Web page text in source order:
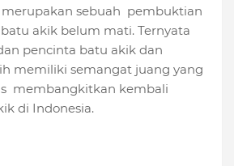
sebuah pembuktian
akik belum mati. Ternyata
pencinta batu akik dan
memiliki semangat juang yang
membangkitkan kembali
di Indonesia.